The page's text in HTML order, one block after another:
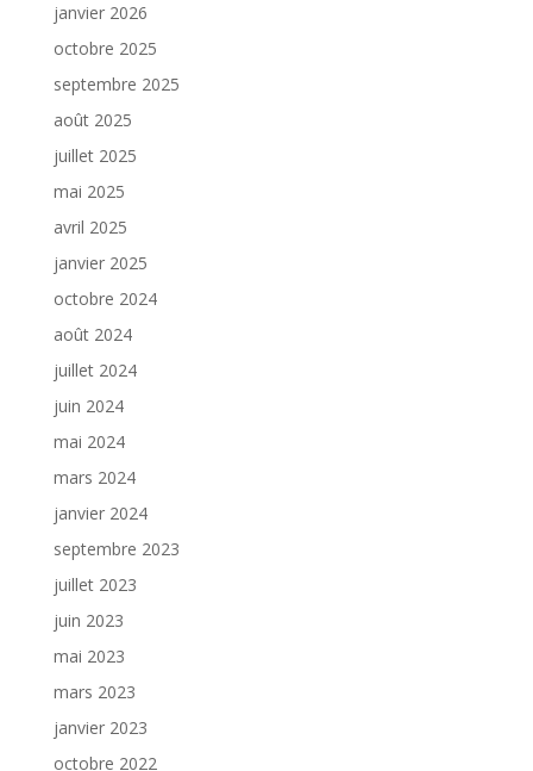
janvier 2026
octobre 2025
septembre 2025
août 2025
juillet 2025
mai 2025
avril 2025
janvier 2025
octobre 2024
août 2024
juillet 2024
juin 2024
mai 2024
mars 2024
janvier 2024
septembre 2023
juillet 2023
juin 2023
mai 2023
mars 2023
janvier 2023
octobre 2022